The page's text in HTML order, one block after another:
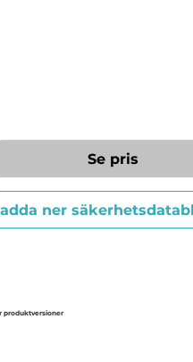
ner
Se pris
produktversioner